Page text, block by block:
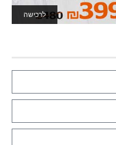
לרכישה
לאתר המשחקים